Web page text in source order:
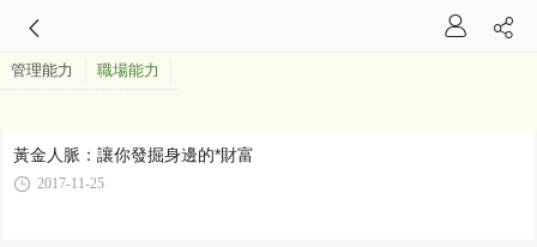
管理能力 職場能力
黃金人脈：讓你發掘身邊的*財富
2017-11-25